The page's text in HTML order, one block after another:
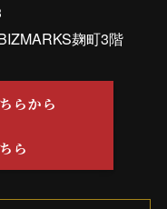
麹町3階
らから
ら